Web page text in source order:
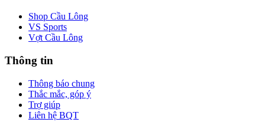
Shop Cầu Lông
VS Sports
Vợt Cầu Lông
Thông tin
Thông báo chung
Thắc mắc, góp ý
Trợ giúp
Liên hệ BQT